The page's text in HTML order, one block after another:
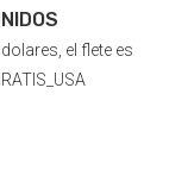
el flete es